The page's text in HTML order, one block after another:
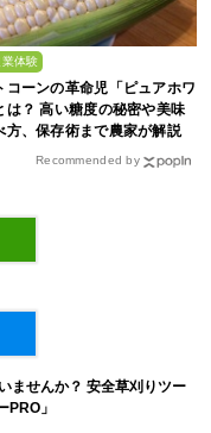
体験
コーンの革命児「ピュアホワ
は？ 高い糖度の秘密や美味
方、保存術まで農家が解説
Recommended by
ませんか？ 安全草刈りツー
PRO」